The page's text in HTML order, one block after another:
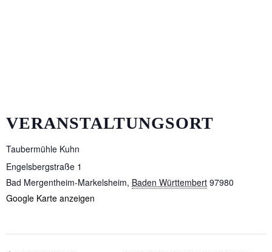
VERANSTALTUNGSORT
Taubermühle Kuhn
Engelsbergstraße 1
Bad Mergentheim-Markelsheim, Baden Württembert 97980
Google Karte anzeigen